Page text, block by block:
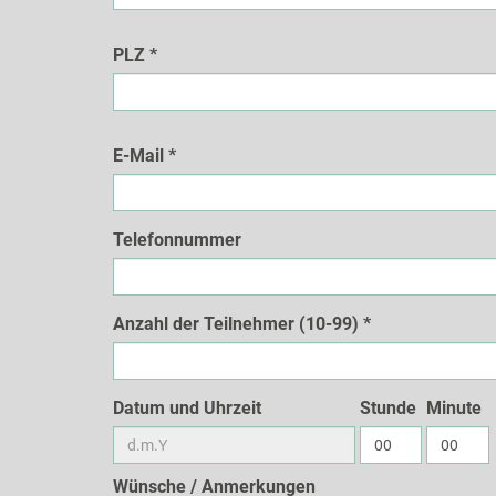
PLZ *
E-Mail *
Telefonnummer
Anzahl der Teilnehmer (10-99) *
Datum und Uhrzeit Stunde Minute
Wünsche / Anmerkungen